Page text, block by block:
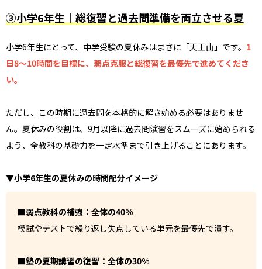
③小学6年生｜総復習と過去問準備を両立させる夏
小学6年生にとって、中学受験の夏休みはまさに「天王山」です。 1
日8〜10時間を目標に、弱点克服と総復習を最優先で進めてくださ
い。
ただし、この時期に過去問を本格的に解き始める必要はありませ
ん。夏休みの役割は、9月以降に過去問演習をスムーズに始められる
よう、全教科の基礎力を一定水準まで引き上げることにあります。
▼小学6年生の夏休みの時間配分イメージ
■弱点教科の補強：全体の40%
模試やテストで繰り返し失点している単元を最優先で潰す。
■塾の夏期講習の復習：全体の30%